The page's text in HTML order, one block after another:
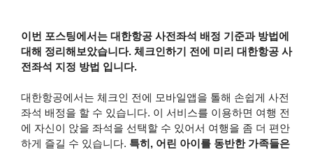
이번 포스팅에서는 대한항공 사전좌석 배정 기준과 방법에
대해 정리해보았습니다. 체크인하기 전에 미리 대한항공 사
전좌석 지정 방법 입니다.
대한항공에서는 체크인 전에 모바일앱을 톨해 손쉽게 사전
좌석 배정을 할 수 있습니다. 이 서비스를 이용하면 여행 전
에 자신이 앉을 좌석을 선택할 수 있어서 여행을 좀 더 편안
하게 즐길 수 있습니다. 특히, 어린 아이를 동반한 가족들은